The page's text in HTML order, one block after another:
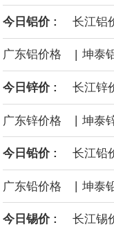
机存取存储
必和必拓港
通知，将于8
8月7日，宇
今日铝价 : 长江铝
广东铝价格 | 坤泰
今日锌价 : 长江锌
广东锌价格 | 坤泰
今日铅价 : 长江铅
广东铅价格 坤泰
今日锡价 : 长江锡